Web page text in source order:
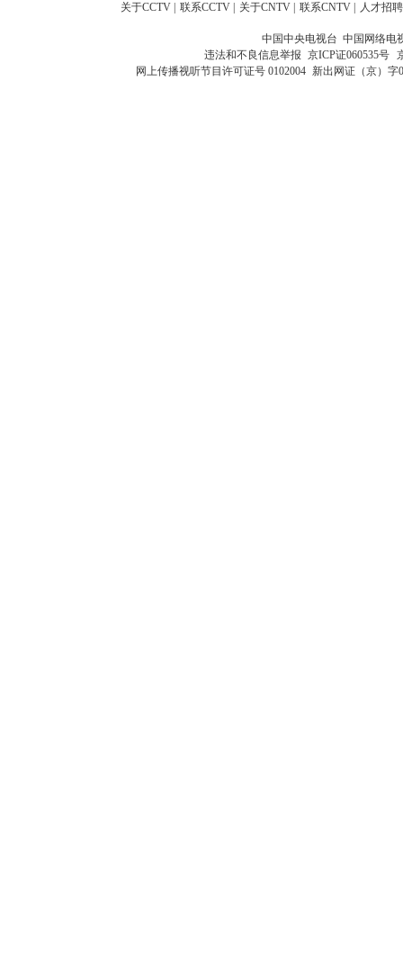
关于CCTV 联系CCTV 关于CNTV 联系CNTV 人才招聘
中国中央电视台 中国网络电
违法和不良信息举报 京ICP证060535号
网上传播视听节目许可证号 0102004 新出网证（京）